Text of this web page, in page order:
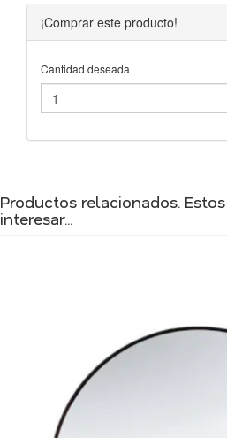
¡Comprar este producto!
Cantidad deseada
Productos relacionados.
interesar...